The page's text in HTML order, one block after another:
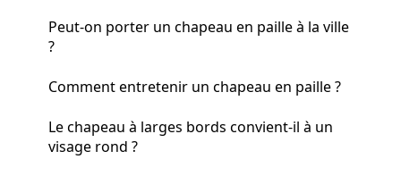
Peut-on porter un chapeau en paille à la ville
?
Comment entretenir un chapeau en paille ?
Le chapeau à larges bords convient-il à un
visage rond ?